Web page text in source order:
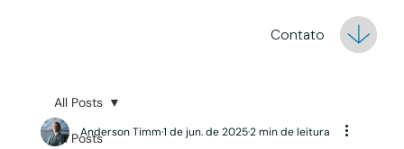
Contato
All Posts
All Posts
Anderson Timm1 de jun. de 20252 min de leitura